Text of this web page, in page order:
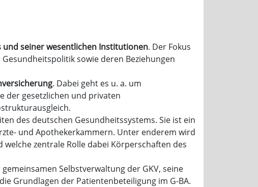
seiner wesentlichen Institutionen. Der Fokus
sowie deren Beziehungen
. Dabei geht es u. a. um
der gesetzlichen und privaten
des deutschen Gesundheitssystems. Sie ist ein
und Apothekerkammern. Unter enderem wird
zentrale Rolle dabei Körperschaften des
Selbstverwaltung der GKV, seine
Grundlagen der Patientenbeteiligung im G-BA.